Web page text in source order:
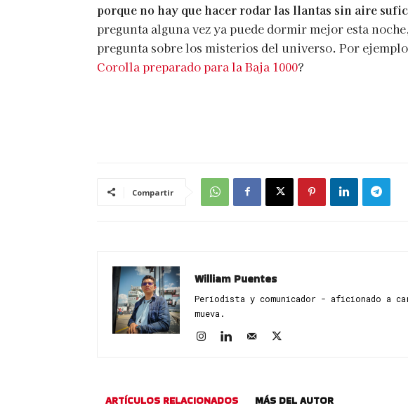
porque no hay que hacer rodar las llantas sin aire
pregunta alguna vez ya puede dormir mejor esta
pregunta sobre los misterios del universo. Por
Corolla preparado para la Baja 1000?
Compartir
William Puentes
Periodista y comunicador - aficionado a
mueva.
ARTÍCULOS RELACIONADOS MÁS DEL AUTOR